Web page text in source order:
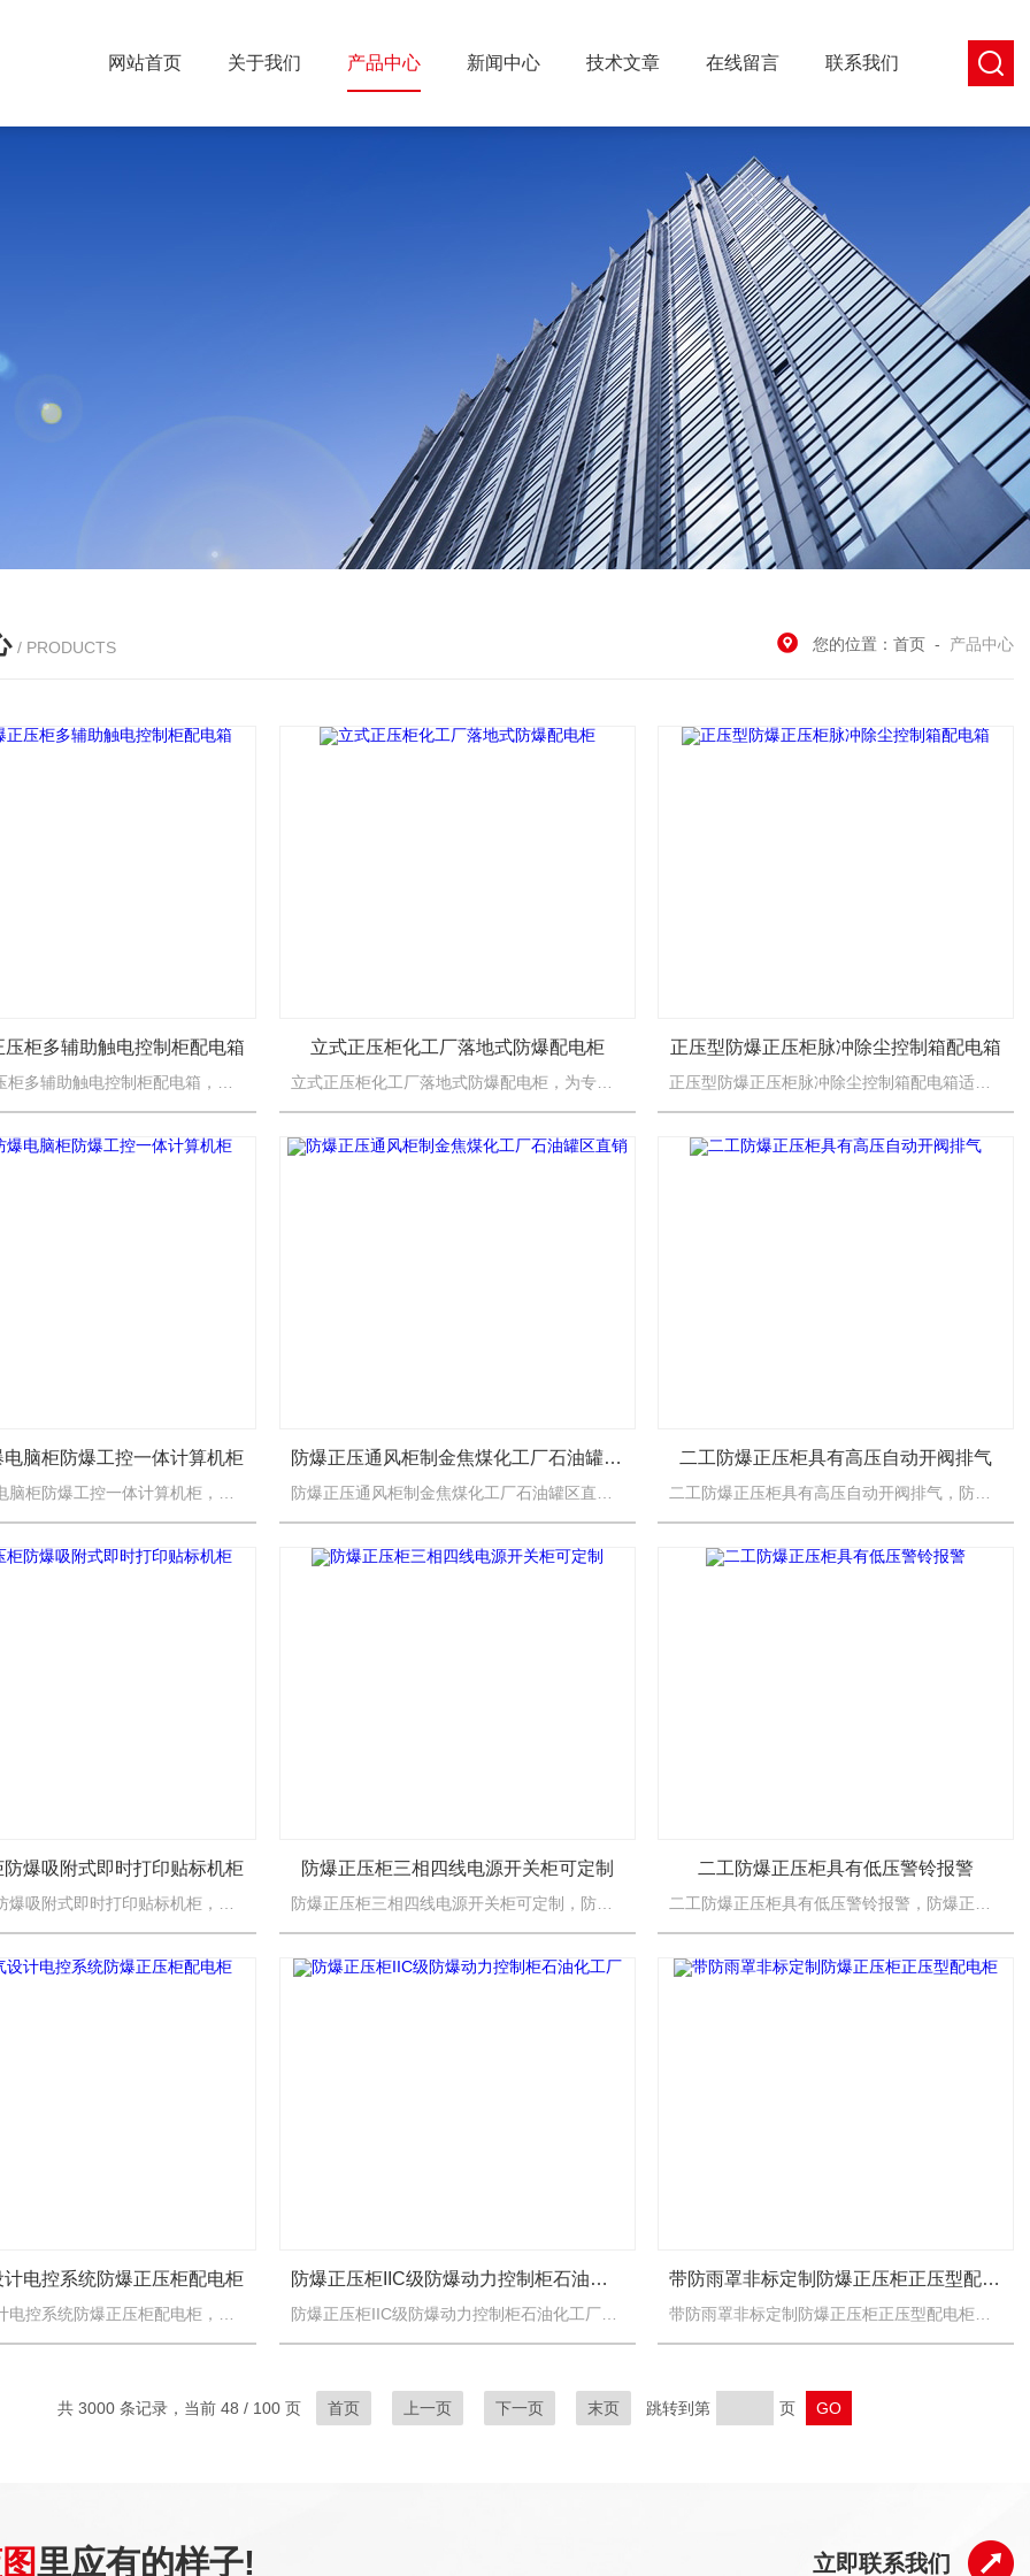
网站首页 关于我们 产品中心 新闻中心 技术文章 在线留言 联系我们
/ PRODUCTS 您的位置： 首页 - 产品中心
柜多辅助触电控制柜配电箱 立式正压柜化工厂落地式防爆配电柜 正压型防爆正压柜脉冲除尘控制箱配电箱
脑柜防爆工控一体计算机柜 防爆正压通风柜制金焦煤化工厂石油罐区直销 二工防爆正压柜具有高压自动开阀排气
爆吸附式即时打印贴标机柜 防爆正压柜三相四线电源开关柜可定制
防爆正压柜三相四线电源开关柜可定制，防爆正压柜适用于化工、海上钻井平台、冶金、医药、轻工、纺织、食品、生物工程、航天航空工程以及军工等爆炸性气体或粉尘环境中，作为三相四线制（380V/220V）交流低...
二工防爆正压柜具有低压警铃报警
电控系统防爆正压柜配电柜 防爆正压柜IIC级防爆动力控制柜石油化工厂
防爆正压柜IIC级防爆动力控制柜石油化工厂，本产品适用于化工、海上钻井平台、冶金、医药、轻工、纺织、食品、生物工程、航天航空工程以及军工等爆炸性气体或粉尘环境中，作为三相四线制（380V/220V）交...
带防雨罩非标定制防爆正压柜正压型配电柜
共 3000 条记录，当前 48 / 100 页 首页 上一页 下一页 末页 跳转到第 页
里应有的样子! 立即联系我们